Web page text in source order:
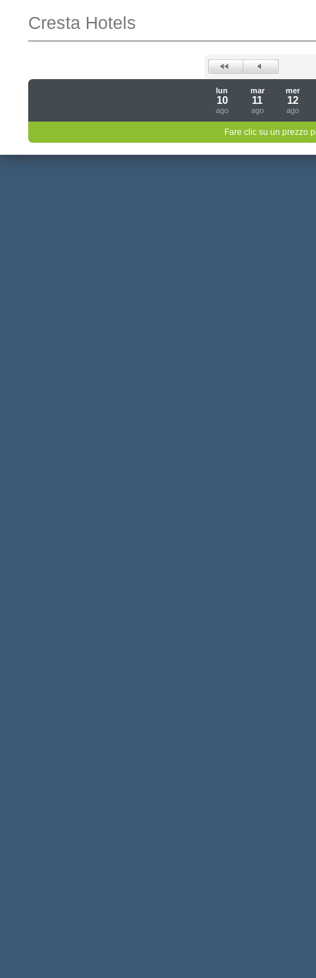
Cresta Hotels
lun
10
ago
mar
11
ago
mer
12
ago
Fare clic su un prezzo